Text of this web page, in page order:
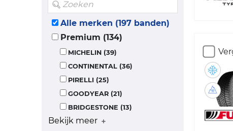
Alle merken (197 banden)
Premium (134)
MICHELIN (39)
CONTINENTAL (36)
PIRELLI (25)
GOODYEAR (21)
BRIDGESTONE (13)
Bekijk meer